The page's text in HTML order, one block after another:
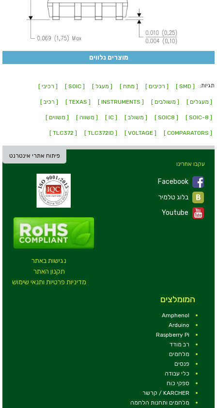
מוצרים נלווים
תגיות: [ SMD ] [ רכיבים ] [ מתח ] [ מעגל ] [ SOIC ] [ רכיבי ]
[ מעגלים ] [ משולבים ] [ INSTRUMENTS ]
[ TEXAS ] [ רכיב ]
[ SOIC-8 ]
[ SOIC8 ] [ משולב ] [ IC ] [ משווה ] [ משווים ]
[ COMPARATORS ]
[ VOLTAGE ]
[ TLC372ID ]
[ TLC372 ]
פיתוח אתרי אינטרנט
נגישות באתר
תקנון האתר
מדיניות פרטיות ותנאי שימוש
עקבו אחרינו
Facebook
Youtube
המומלצים
Amphenol
Arduino
Raspberry Pi
רב מודד
מלחמים
פנסים
כלי עבודה
ספקי כוח
KARCHER / קרשר
מלחמים ותחנות הלחמה